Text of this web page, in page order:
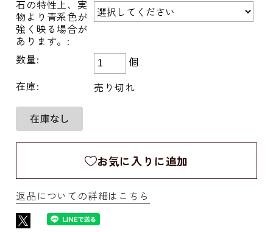
石の特性上、実
物より青系色が
強く映る場合が
あります。:
数量:
個
在庫:
売り切れ
お気に入りに追加
返品についての詳細はこちら